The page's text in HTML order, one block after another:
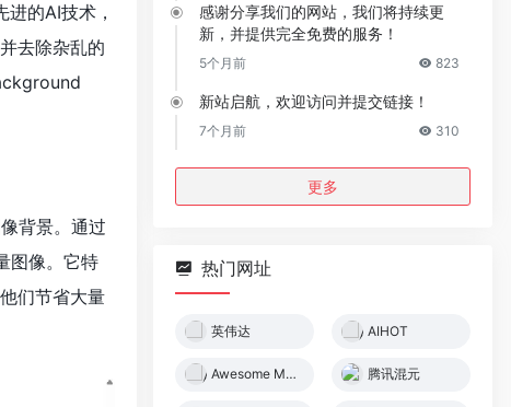
的AI技术，
去除杂乱的
背景。通过
图像。它特
们节省大量
感谢分享我们的网站，我们将持续更
新，并提供完全免费的服务！
5个月前 823
新站启航，欢迎访问并提交链接！
7个月前 310
更多
热门网址
英伟达 AIHOT
Awesome MCP Servers 腾讯混元